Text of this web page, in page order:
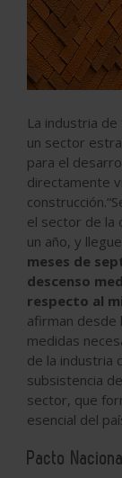
La industria
un sector
para el
directamente
el sector de la
un año, y
meses de
descenso
respecto al
afirman desde
medidas
de la industria
subsistencia
sector, que
esencial del
Pacto